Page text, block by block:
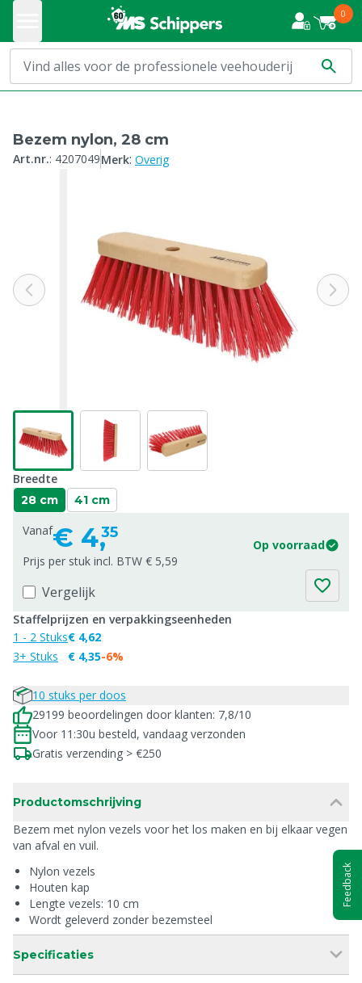
0
Bezem nylon, 28 cm
Art.nr.: 4207049Merk: Overig
Breedte
28 cm 41 cm
Vanaf€ 4,35
Op voorraad
Prijs per stuk incl. BTW € 5,59
Vergelijk
Staffelprijzen en verpakkingseenheden
1 - 2 Stuks
3+ Stuks
€ 4,62
€ 4,35-6%
10 stuks per doos
29199 beoordelingen door klanten: 7,8/10
Voor 11:30u besteld, vandaag verzonden
Gratis verzending > €250
Productomschrijving
Bezem met nylon vezels voor het los maken en bij elkaar vegen
van afval en vuil.
Nylon vezels
Houten kap
Lengte vezels: 10 cm
Wordt geleverd zonder bezemsteel
Specificaties
Feedback